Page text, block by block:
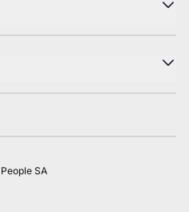
SA